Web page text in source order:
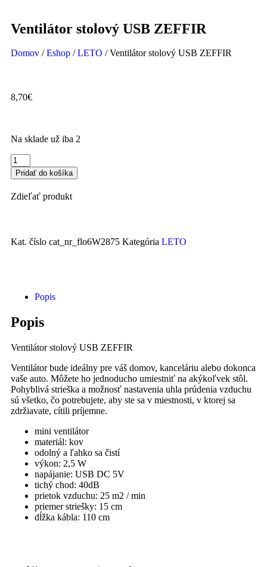
Ventilátor stolový USB ZEFFIR
Domov /Eshop /LETO / Ventilátor stolový USB ZEFFIR
8,70€
Na sklade už iba 2
Pridať do košíka
Zdieľať produkt
Kat. číslo cat_nr_flo6W2875 Kategória LETO
Popis
Popis
Ventilátor stolový USB ZEFFIR
Ventilátor bude ideálny pre váš domov, kanceláriu alebo dokonca
vaše auto. Môžete ho jednoducho umiestniť na akýkoľvek stôl.
Pohyblivá strieška a možnosť nastavenia uhla prúdenia vzduchu
sú všetko, čo potrebujete, aby ste sa v miestnosti, v ktorej sa
zdržiavate, cítili príjemne.
mini ventilátor
materiál: kov
odolný a ľahko sa čistí
výkon: 2,5 W
napájanie: USB DC 5V
tichý chod: 40dB
prietok vzduchu: 25 m2 / min
priemer striešky: 15 cm
dĺžka kábla: 110 cm